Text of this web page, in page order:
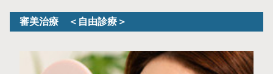
審美治療 ＜自由診療＞